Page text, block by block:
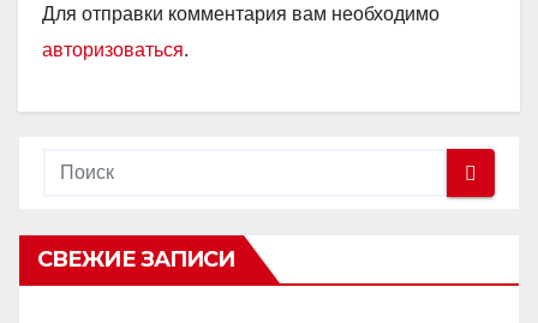
Для отправки комментария вам необходимо
авторизоваться.
СВЕЖИЕ ЗАПИСИ